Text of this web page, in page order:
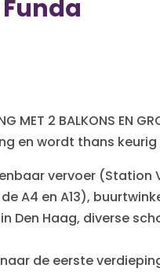
MET 2 BALKONS EN
en wordt thans
vervoer (Station
A4 en A13),
Den Haag, diverse
de eerste